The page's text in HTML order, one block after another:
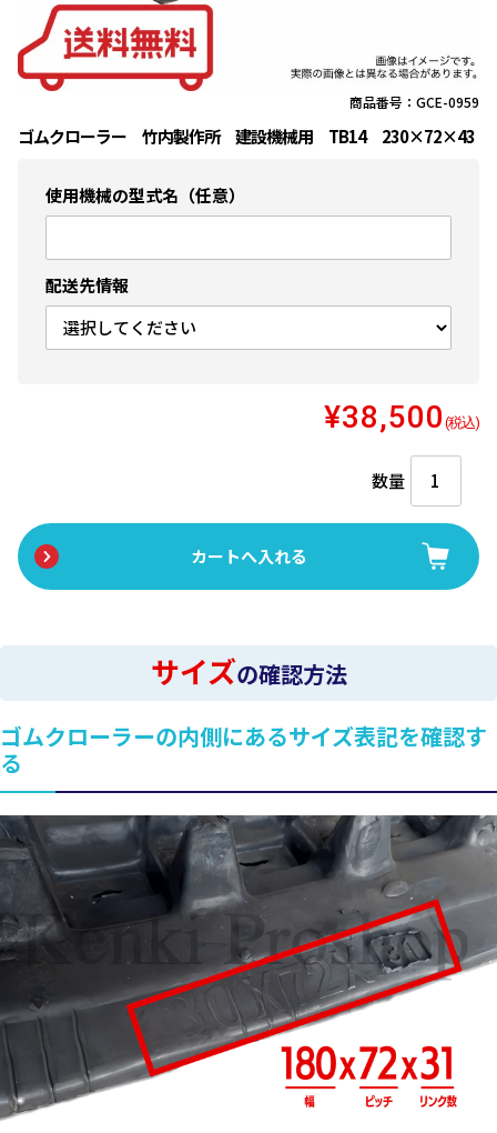
商品番号：GCE-0959
ゴムクローラー 竹内製作所 建設機械用 TB14 230×72×43
使用機械の型式名（任意）
配送先情報
¥38,500 (税込)
数量
サイズの確認方法
ゴムクローラーの内側にあるサイズ表記を確認す
る